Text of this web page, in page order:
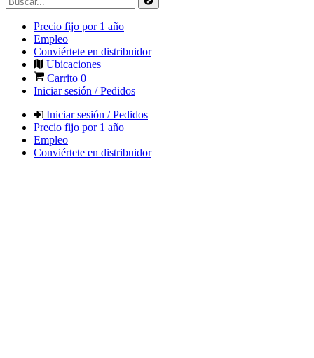
Precio fijo por 1 año
Empleo
Conviértete en distribuidor
Ubicaciones
Carrito 0
Iniciar sesión / Pedidos
Iniciar sesión / Pedidos
Precio fijo por 1 año
Empleo
Conviértete en distribuidor